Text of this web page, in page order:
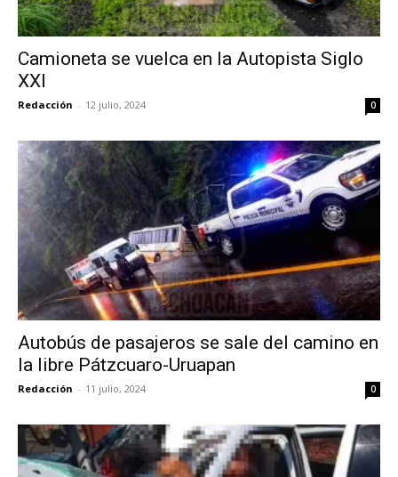
Camioneta se vuelca en la Autopista Siglo
XXI
Redacción - 12 julio, 2024 0
Autobús de pasajeros se sale del camino en
la libre Pátzcuaro-Uruapan
Redacción - 11 julio, 2024 0